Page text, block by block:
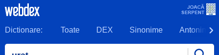
Dictionare: Toate DEX Sinonime Antonime